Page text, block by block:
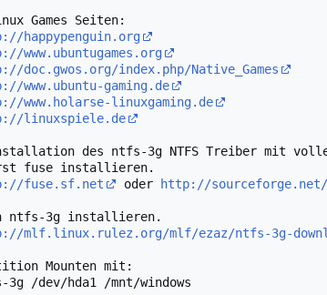
happypenguin.org
www.ubuntugames.org
doc.gwos.org/index.php/Native_Games
www.ubuntu-gaming.de
www.holarse-linuxgaming.de
linuxspiele.de
des ntfs-3g NTFS Treiber mit
fuse.sf.net
oder http://
mlf.linux.rulez.org/mlf/ezaz/ntfs-3g-
Mounten mit:
3g /dev/hda1 /mnt/windows